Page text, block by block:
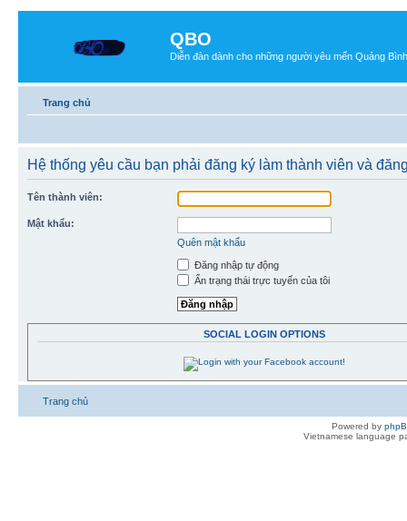
QBO
Diễn đàn dành cho những người yêu mến Quảng Bình
Trang chủ
Hệ thống yêu cầu bạn phải đăng ký làm thành viên và
Tên thành viên:
Mật khẩu:
Quên mật khẩu
Đăng nhập tự động
Ẩn trạng thái trực tuyến của tôi
SOCIAL LOGIN OPTIONS
Trang chủ
Powered by
Vietnamese language